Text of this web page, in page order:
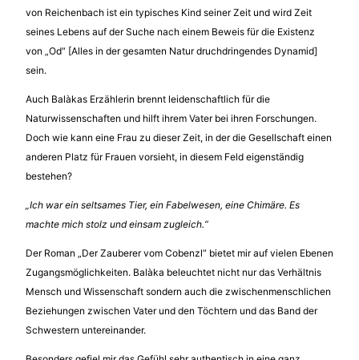
von Reichenbach ist ein typisches Kind seiner Zeit und wird Zeit
seines Lebens auf der Suche nach einem Beweis für die Existenz
von „Od“ [Alles in der gesamten Natur druchdringendes Dynamid]
sein.
Auch Balàkas Erzählerin brennt leidenschaftlich für die
Naturwissenschaften und hilft ihrem Vater bei ihren Forschungen.
Doch wie kann eine Frau zu dieser Zeit, in der die Gesellschaft einen
anderen Platz für Frauen vorsieht, in diesem Feld eigenständig
bestehen?
„Ich war ein seltsames Tier, ein Fabelwesen, eine Chimäre. Es
machte mich stolz und einsam zugleich.“
Der Roman „Der Zauberer vom Cobenzl“ bietet mir auf vielen Ebenen
Zugangsmöglichkeiten. Balàka beleuchtet nicht nur das Verhältnis
Mensch und Wissenschaft sondern auch die zwischenmenschlichen
Beziehungen zwischen Vater und den Töchtern und das Band der
Schwestern untereinander.